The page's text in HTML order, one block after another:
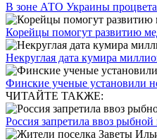
В зоне АТО Украины
Корейцы помогут развитию
Некруглая дата кумира
Финские ученые установили
ЧИТАЙТЕ ТАКЖЕ:
Россия запретила ввоз